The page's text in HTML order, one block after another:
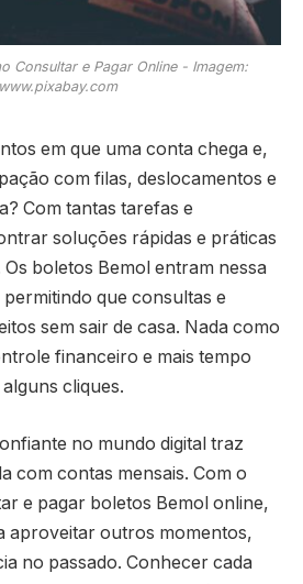
Consultar e Pagar Online - Imagem:
www.pixabay.com
em que uma conta chega e,
com filas, deslocamentos e
Com tantas tarefas e
soluções rápidas e práticas
boletos Bemol entram nessa
que consultas e
sem sair de casa. Nada como
financeiro e mais tempo
cliques.
no mundo digital traz
com contas mensais. Com o
e pagar boletos Bemol online,
aproveitar outros momentos,
no passado. Conhecer cada